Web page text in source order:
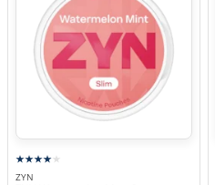
ZYN